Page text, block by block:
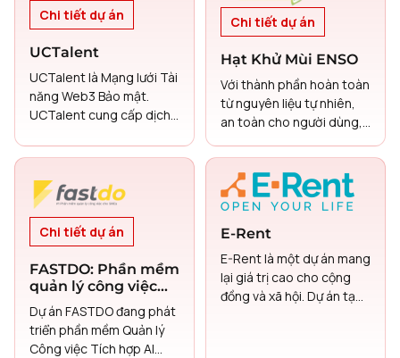
liệu rắn.
Chi tiết dự án
UCTalent
UCTalent là Mạng lưới Tài
năng Web3 Bảo mật.
UCTalent cung cấp dịch
bí mật trên chuỗi, kết nối
trong lĩnh vực blockchain
và Web3 thông qua một
mạng lưới đáng tin cậy,
dựa trên phần thưởng và
Đại lý AI nghề nghiệp giúp
tài năng phát triển sự
nghiệp một cách suôn sẻ
và an toàn.
Chi tiết dự án
Hạt Khử Mùi ENSO
Với thành phần hoàn toàn
từ nguyên liệu tự nhiên,
an toàn cho người dùng,
có thể sử dụng lâu dài.
Chi tiết dự án
FASTDO: Phần mềm
quản lý công việc
tích hợp với công
nghệ AI (trí tuệ
nhân tạo)
Dự án FASTDO đang phát
triển phần mềm Quản lý
Công việc Tích hợp AI
E-Rent
E-Rent là một dự án mang
lại giá trị cao cho cộng
đồng và xã hội. Dự án tạo